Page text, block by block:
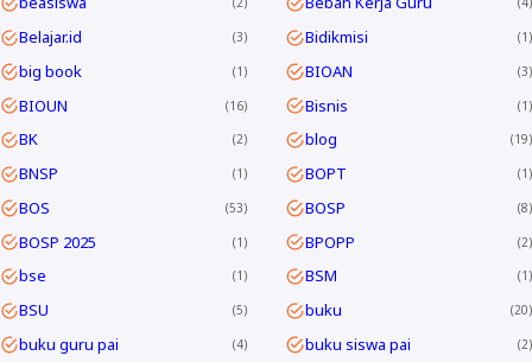
Belajar.id 3 Bidikmisi 1
big book 1 BIOAN 3
BIOUN 16 Bisnis 1
BK 2 blog 19
BNSP 1 BOPT 1
BOS 53 BOSP 8
BOSP 2025 1 BPOPP 2
bse 1 BSM 1
BSU 5 buku 20
buku guru pai 4 buku siswa pai 2